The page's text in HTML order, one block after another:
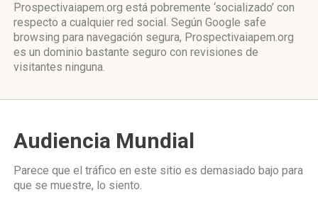
Prospectivaiapem.org está pobremente ‘socializado’ con
respecto a cualquier red social. Según Google safe
browsing para navegación segura, Prospectivaiapem.org
es un dominio bastante seguro con revisiones de
visitantes ninguna.
Audiencia Mundial
Parece que el tráfico en este sitio es demasiado bajo para
que se muestre, lo siento.